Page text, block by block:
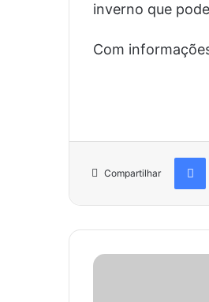
inverno que
Com
Compartilhar